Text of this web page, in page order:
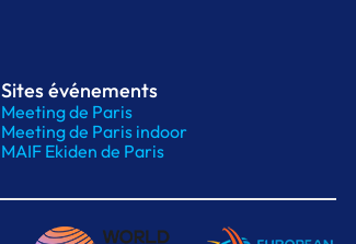
Sites événements
Meeting de Paris
Meeting de Paris indoor
MAIF Ekiden de Paris